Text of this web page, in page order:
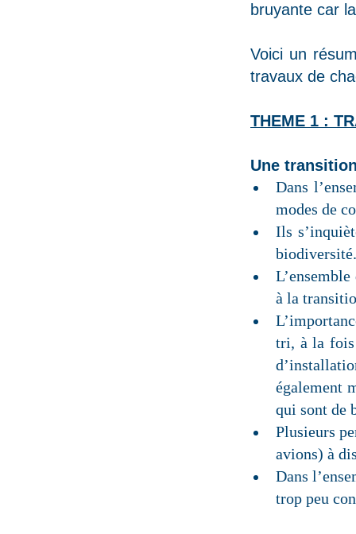
bruyante car
Voici un
travaux de
THEME 1 :
Une
Dans
modes de
Ils
biodiversité.
à la
tri, à la fois
également
qui sont de
Plusieurs
avions) à
Dans
trop peu